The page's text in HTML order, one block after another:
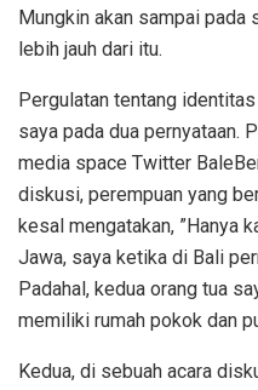
Mungkin akan sampai pada
lebih jauh dari itu.
Pergulatan tentang
saya pada dua pernyataan.
media space Twitter
diskusi, perempuan yang
kesal mengatakan, ”Hanya
Jawa, saya ketika di Bali
Padahal, kedua orang tua
memiliki rumah pokok dan
Kedua, di sebuah acara